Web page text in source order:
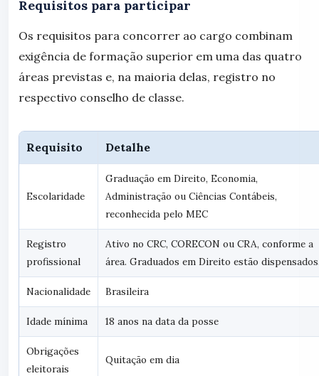
Requisitos para participar
Os requisitos para concorrer ao cargo combinam
exigência de formação superior em uma das quatro
áreas previstas e, na maioria delas, registro no
respectivo conselho de classe.
Requisito Detalhe
Escolaridade
Graduação em Direito, Economia,
Administração ou Ciências Contábeis,
reconhecida pelo MEC
Registro
profissional
Ativo no CRC, CORECON ou CRA, conforme a
área. Graduados em Direito estão
Nacionalidade Brasileira
Idade mínima 18 anos na data da posse
Obrigações
eleitorais
Quitação em dia